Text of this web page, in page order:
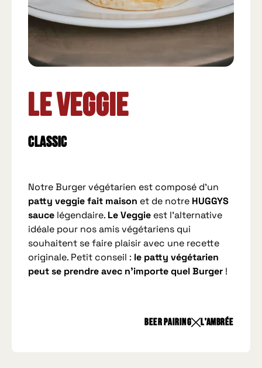
Le Veggie
Classic
Notre Burger végétarien est composé d’un
patty veggie fait maison et de notre HUGGYS
sauce légendaire. Le Veggie est l’alternative
idéale pour nos amis végétariens qui
souhaitent se faire plaisir avec une recette
originale. Petit conseil : le patty végétarien
peut se prendre avec n’importe quel Burger !
beer pairing L'Ambrée